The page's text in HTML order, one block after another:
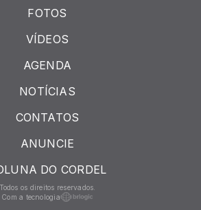
FOTOS
VÍDEOS
AGENDA
NOTÍCIAS
CONTATOS
ANUNCIE
DO CORDEL
Todos os direitos reservados.
Com a tecnologia